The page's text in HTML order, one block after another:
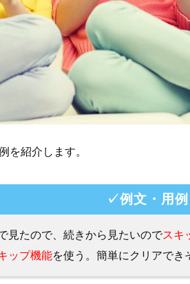
を紹介します。
✓例文・用例
見たので、続きから見たいのでスキ
ップ機能を使う。簡単にクリアでき